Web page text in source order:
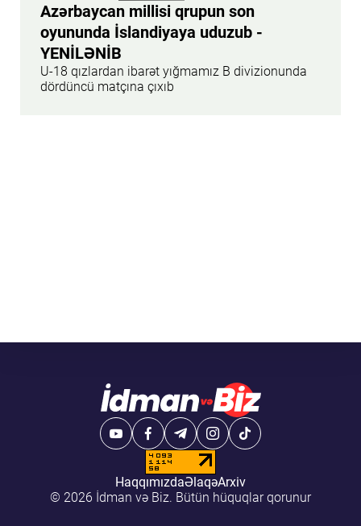
Azərbaycan millisi qrupun son
oyununda İslandiyaya uduzub -
YENİLƏNİB
U-18 qızlardan ibarət yığmamız B divizionunda
dördüncü matçına çıxıb
HaqqımızdaƏlaqəArxiv
© 2026 İdman və Biz. Bütün hüquqlar qorunur